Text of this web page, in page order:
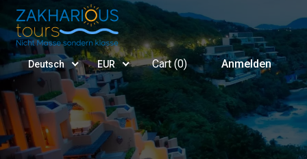
Deutsch EUR Cart (0) Anmelden